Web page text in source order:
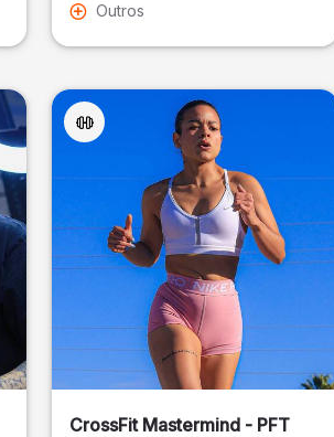
Outros
CrossFit Mastermind - PFT